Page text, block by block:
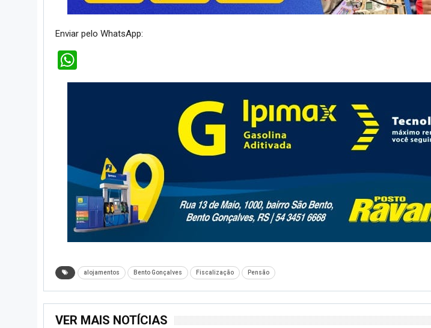
Enviar pelo WhatsApp:
alojamentos Bento Gonçalves Fiscalização Pensão
VER MAIS NOTÍCIAS